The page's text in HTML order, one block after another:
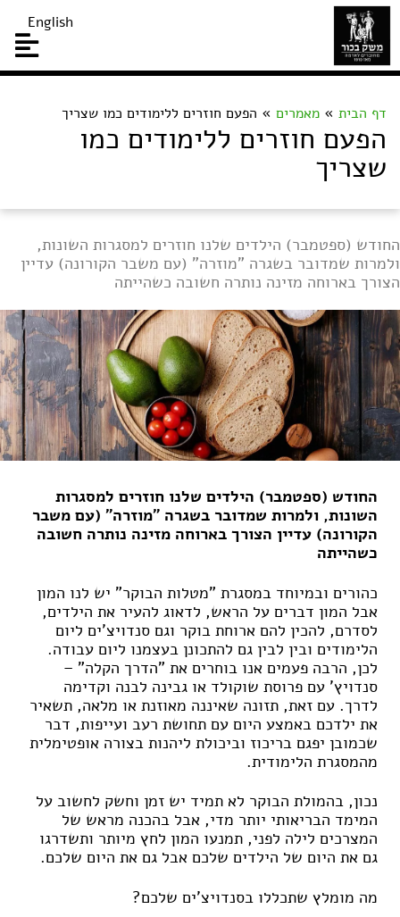
English
דף הבית » מאמרים » הפעם חוזרים ללימודים כמו שצריך
הפעם חוזרים ללימודים כמו
שצריך
החודש (ספטמבר) הילדים שלנו חוזרים למסגרות השונות,
ולמרות שמדובר בשגרה "מוזרה" (עם משבר הקורונה) עדיין
הצורך בארוחה מזינה נותרה חשובה כשהייתה
החודש (ספטמבר) הילדים שלנו חוזרים למסגרות
השונות, ולמרות שמדובר בשגרה "מוזרה" (עם משבר
הקורונה) עדיין הצורך בארוחה מזינה נותרה חשובה
כשהייתה
כהורים ובמיוחד במסגרת "מטלות הבוקר" יש לנו המון
אבל המון דברים על הראש, לדאוג להעיר את הילדים,
לסדרם, להכין להם ארוחת בוקר וגם סנדויצ'ים ליום
הלימודים ובין לבין גם להתכונן בעצמנו ליום עבודה.
לכן, הרבה פעמים אנו בוחרים את "הדרך הקלה" –
סנדויץ' עם פרוסת שוקולד או גבינה לבנה וקדימה
לדרך. עם זאת, תזונה שאיננה מאוזנת או מלאה, תשאיר
את ילדכם באמצע היום עם תחושת רעב ועייפות, דבר
שכמובן יפגם בריכוז וביכולת ליהנות בצורה אופטימלית
מהמסגרת הלימודית.
נכון, בהמולת הבוקר לא תמיד יש זמן וחשק לחשוב על
המימד הבריאותי יותר מדי, אבל בהכנה מראש של
המצרכים לילה לפני, תמנעו המון לחץ מיותר ותשדרגו
גם את היום של הילדים שלכם אבל גם את היום שלכם.
מה מומלץ שתכללו בסנדויצ'ים שלכם?